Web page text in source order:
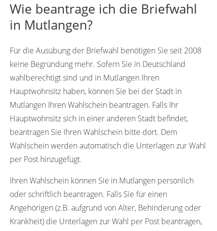
Wie beantrage ich die Briefwahl
in Mutlangen?
Für die Ausübung der Briefwahl benötigen Sie seit 2008
keine Begründung mehr. Sofern Sie in Deutschland
wahlberechtigt sind und in Mutlangen Ihren
Hauptwohnsitz haben, können Sie bei der Stadt in
Mutlangen Ihren Wahlschein beantragen. Falls Ihr
Hauptwohnsitz sich in einer anderen Stadt befindet,
beantragen Sie Ihren Wahlschein bitte dort. Dem
Wahlschein werden automatisch die Unterlagen zur Wahl
per Post hinzugefügt.
Ihren Wahlschein können Sie in Mutlangen persönlich
oder schriftlich beantragen. Falls Sie für einen
Angehörigen (z.B. aufgrund von Alter, Behinderung oder
Krankheit) die Unterlagen zur Wahl per Post beantragen,